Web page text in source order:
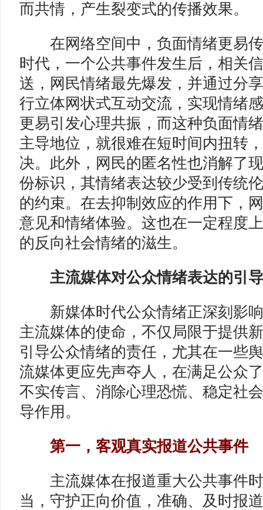
而共情，产生裂变式的传播效果。
在网络空间中，负面情绪更易传
时代，一个公共事件发生后，相关
送，网民情绪最先爆发，并通过分
行立体网状式互动交流，实现情绪
更易引发心理共振，而这种负面情
主导地位，就很难在短时间内扭转
决。此外，网民的匿名性也消解了
份标识，其情绪表达较少受到传统
的约束。在去抑制效应的作用下，
意见和情绪体验。这也在一定程度
的反向社会情绪的滋生。
主流媒体对公众情绪表达的引
新媒体时代公众情绪正深刻影响
主流媒体的使命，不仅局限于提供
引导公众情绪的责任，尤其在一些
流媒体更应先声夺人，在满足公众
不实传言、消除心理恐慌、稳定社
导作用。
第一，客观真实报道公共事件
主流媒体在报道重大公共事件时
当，守护正向价值，准确、及时报